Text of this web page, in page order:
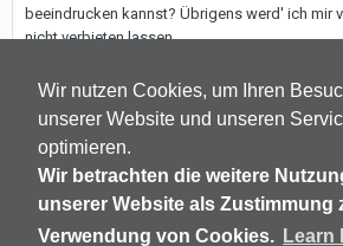
Wir nutzen Cookies, um Ihren
unserer Website und unseren
optimieren.
Wir betrachten die weitere
unserer Website als Zustimmung
Verwendung von Cookies. Learn
beeindrucken kannst? Übrigens werd' ich mir
nicht verbieten lassen.
Kobe
VORHERIGE Seite 10 von 12